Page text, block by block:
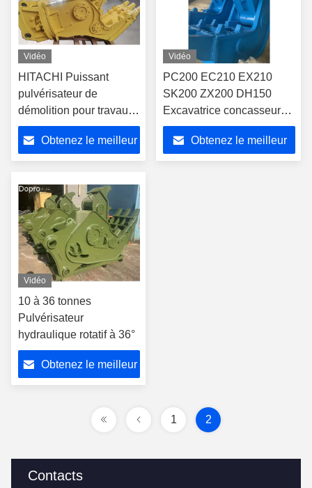
Contacts
Vidéo
HITACHI Puissant
pulvérisateur de
démolition pour travaux
lourds Pulvérisateur
hydraulique rotatif à
360° pour les
tonnes
Obtenez le meilleur
Vidéo
PC200 EC210 EX210
SK200 ZX200 DH150
Excavatrice concasseur
de béton pulvérisateur
Obtenez le meilleur
Vidéo
10 à 36 tonnes
Pulvérisateur
hydraulique rotatif à 36°
Obtenez le meilleur
1 2